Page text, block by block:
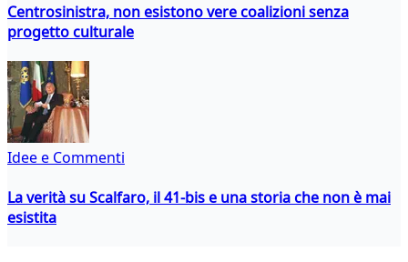
Centrosinistra, non esistono vere coalizioni senza
progetto culturale
Idee e Commenti
La verità su Scalfaro, il 41-bis e una storia che non è mai
esistita